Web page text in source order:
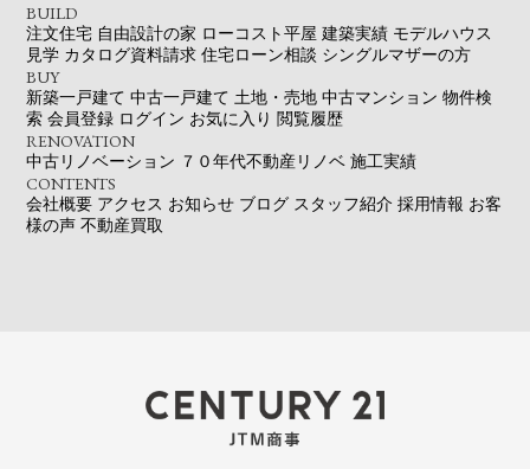
BUILD
注文住宅 自由設計の家 ローコスト平屋 建築実績 モデルハウス
見学 カタログ資料請求 住宅ローン相談 シングルマザーの方
BUY
新築一戸建て 中古一戸建て 土地・売地 中古マンション 物件検
索 会員登録 ログイン お気に入り 閲覧履歴
RENOVATION
中古リノベーション ７０年代不動産リノベ 施工実績
CONTENTS
会社概要 アクセス お知らせ ブログ スタッフ紹介 採用情報 お客
様の声 不動産買取